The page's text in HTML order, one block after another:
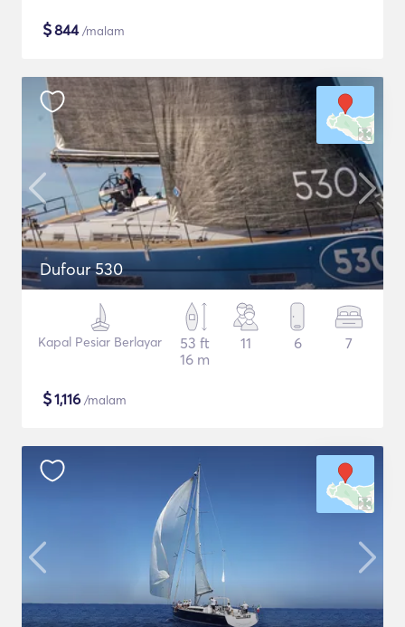
$844/malam
Dufour 530
Kapal Pesiar Berlayar
53 ft
16 m
11 6 7
$1,116 /malam